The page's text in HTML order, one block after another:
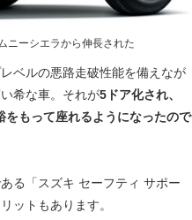
ニーシエラから伸長された
ベルの悪路走破性能を備えなが
希な車。それが5ドア化され、
もって座れるようになったので
る「スズキ セーフティ サポー
ットもあります。